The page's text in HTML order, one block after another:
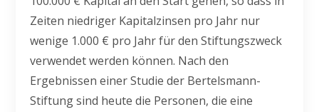
Zeiten niedriger Kapitalzinsen pro Jahr nur
wenige 1.000 € pro Jahr für den Stiftungszweck
verwendet werden können. Nach den
Ergebnissen einer Studie der Bertelsmann-
Stiftung sind heute die Personen, die eine